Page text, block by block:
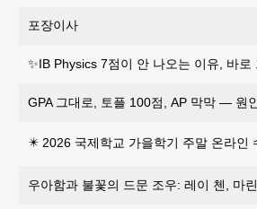
포장이사
✨IB Physics 7점이 안 나오는 이유, 바로
GPA 그대로, 토플 100점, AP 막막 — 원
✴️ 2026 국제학교 가을학기 주말 온라인
우아함과 불꽃의 드문 조우: 레이 첸, 마